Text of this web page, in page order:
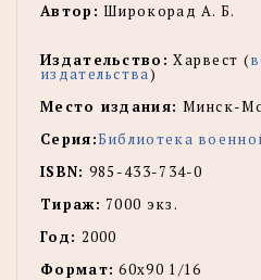
Автор: Широкорад А. Б.
Издательство: Харвест (
издательства)
Место издания: Минск-
Серия:Библиотека
ISBN: 985-433-734-0
Тираж: 7000 экз.
Год: 2000
Формат: 60х90 1/16